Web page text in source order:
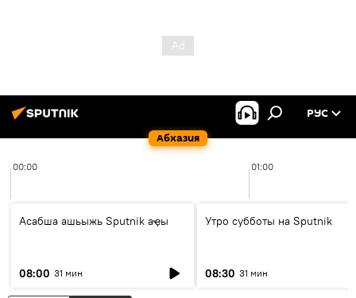
Абхазия
РУС
00:00 01:00
Асабша ашьыжь Sputnik аҿы
08:00 31 мин
Утро субботы на Sputnik
08:30 31 мин